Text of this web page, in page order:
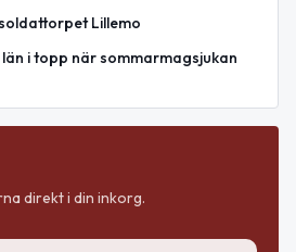
Lillemo
i topp när sommarmagsjukan
direkt i din inkorg.